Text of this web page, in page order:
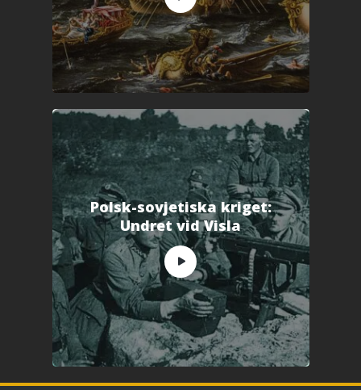
Polsk-sovjetiska kriget:
Undret vid Visla